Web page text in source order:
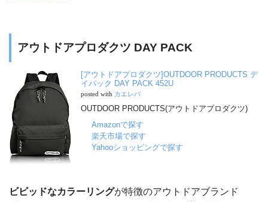
アウトドアプロダクツ DAY PACK
[アウトドアプロダクツ]OUTDOOR PRODUCTS デ
イパック DAY PACK 452U
posted with カエレバ
OUTDOOR PRODUCTS(アウトドアプロダクツ)
Amazonで探す
楽天市場で探す
Yahooショッピングで探す
ビビッドなカラーリングが特徴のアウトドアブランド